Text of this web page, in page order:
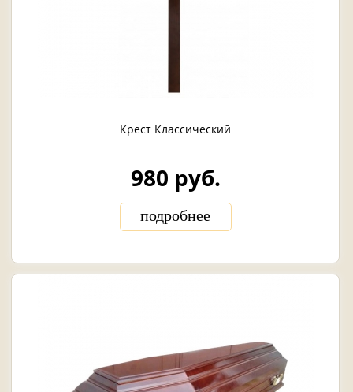
Крест Классический
980 руб.
подробнее